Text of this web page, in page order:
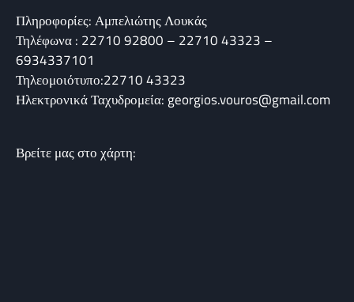
Πληροφορίες: Αμπελιώτης Λουκάς
Τηλέφωνα : 22710 92800 – 22710 43323 –
6934337101
Τηλεομοιότυπο:22710 43323
Ηλεκτρονικά Ταχυδρομεία: georgios.vouros@gmail.com
Βρείτε μας στο χάρτη: